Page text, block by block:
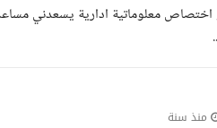
منذ سنة